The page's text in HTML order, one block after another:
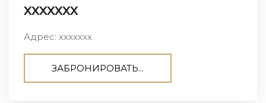
ххххххх
Адрес: ххххххх
ЗАБРОНИРОВАТЬ...